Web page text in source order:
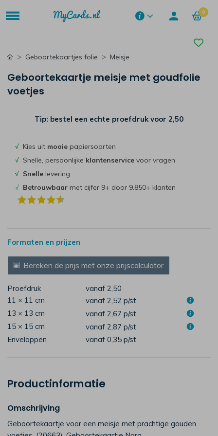
0
Geboortekaartjes folie Meisje
Geboortekaartje meisje met goudfolie
voetjes
Tip: bestel een echte proefdruk voor 2,50
√ Kies uit mooie papiersoorten
√ Snelle, persoonlijke klantenservice voor vragen
√ Snelle levering
√ Betrouwbaar met cijfer 9+ door 9.850+ klanten
Formaten en prijzen
Bereken de prijs met onze prijscalculator
Proefdruk
vanaf 2,50
11 × 11 cm
vanaf 2,52 p/st
13 × 13 cm
vanaf 2,67 p/st
15 × 15 cm
vanaf 2,87 p/st
Enveloppen
vanaf 0,35 p/st
Productinformatie
Omschrijving
Geboortekaartje voor een meisje met prachtige gouden